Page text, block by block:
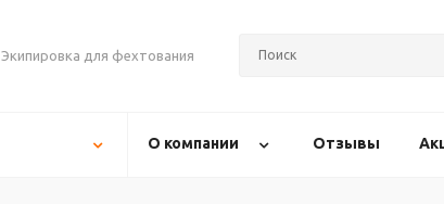
Экипировка для фехтования
О компании Отзывы